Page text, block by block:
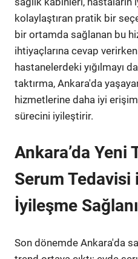
kolaylaştıran pratik bir
bir ortamda sağlanan bu
ihtiyaçlarına cevap
hastanelerdeki yığılmayı
taktırma, Ankara'da
hizmetlerine daha iyi
sürecini iyileştirir.
Ankara’da Yeni
Serum Tedavisi
İyileşme
Son dönemde Ankara'da